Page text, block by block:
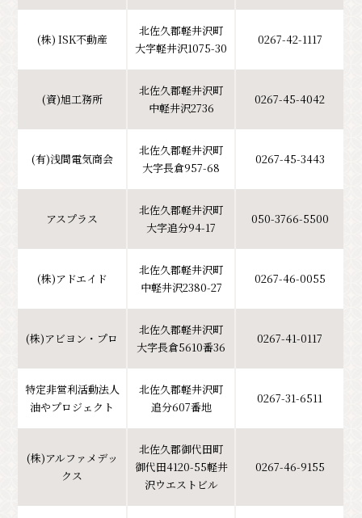
アクセス
その他の協会員
観光協会について
会議室利⽤希望お申し込み
軽井沢観光会館利⽤お申し込み
プライバシーポリシー
(株) ISK不動産
北佐久郡軽井沢町
大字軽井沢1075-30
0267-42-1117
(資)旭工務所
北佐久郡軽井沢町
中軽井沢2736
0267-45-4042
(有)浅間電気商会
北佐久郡軽井沢町
大字長倉957-68
0267-45-3443
アスプラス
北佐久郡軽井沢町
大字追分94-17
050-3766-5500
(株)アドエイド
北佐久郡軽井沢町
中軽井沢2380-27
0267-46-0055
(株)アビヨン・プロ
北佐久郡軽井沢町
大字長倉5610番36
0267-41-0117
特定非営利活動法人
油やプロジェクト
北佐久郡軽井沢町
追分607番地
0267-31-6511
(株)アルファメデッ
クス
北佐久郡御代田町
御代田4120-55軽井
沢ウエストビル
0267-46-9155